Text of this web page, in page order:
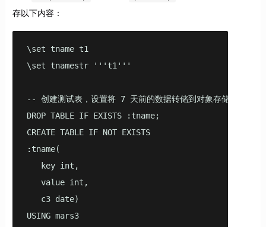
存以下内容：
\set tname t1
\set tnamestr '''t1'''
-- 创建测试表，设置将 7 天前的数据转储到对象存储
DROP TABLE IF EXISTS :tname;
CREATE TABLE IF NOT EXISTS
:tname(
   key int,
   value int,
   c3 date)
USING mars3